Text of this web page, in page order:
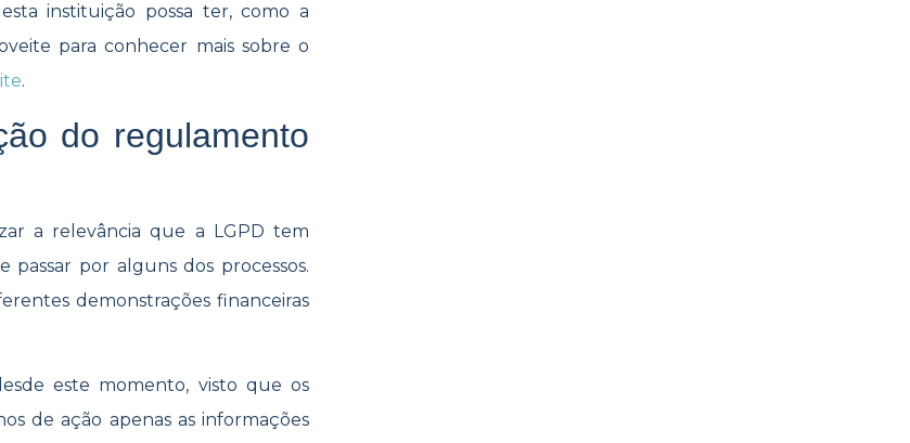
instituição possa ter, como a
para conhecer mais sobre o
.
do regulamento
a relevância que a LGPD tem
por alguns dos processos.
demonstrações financeiras
este momento, visto que os
de ação apenas as informações